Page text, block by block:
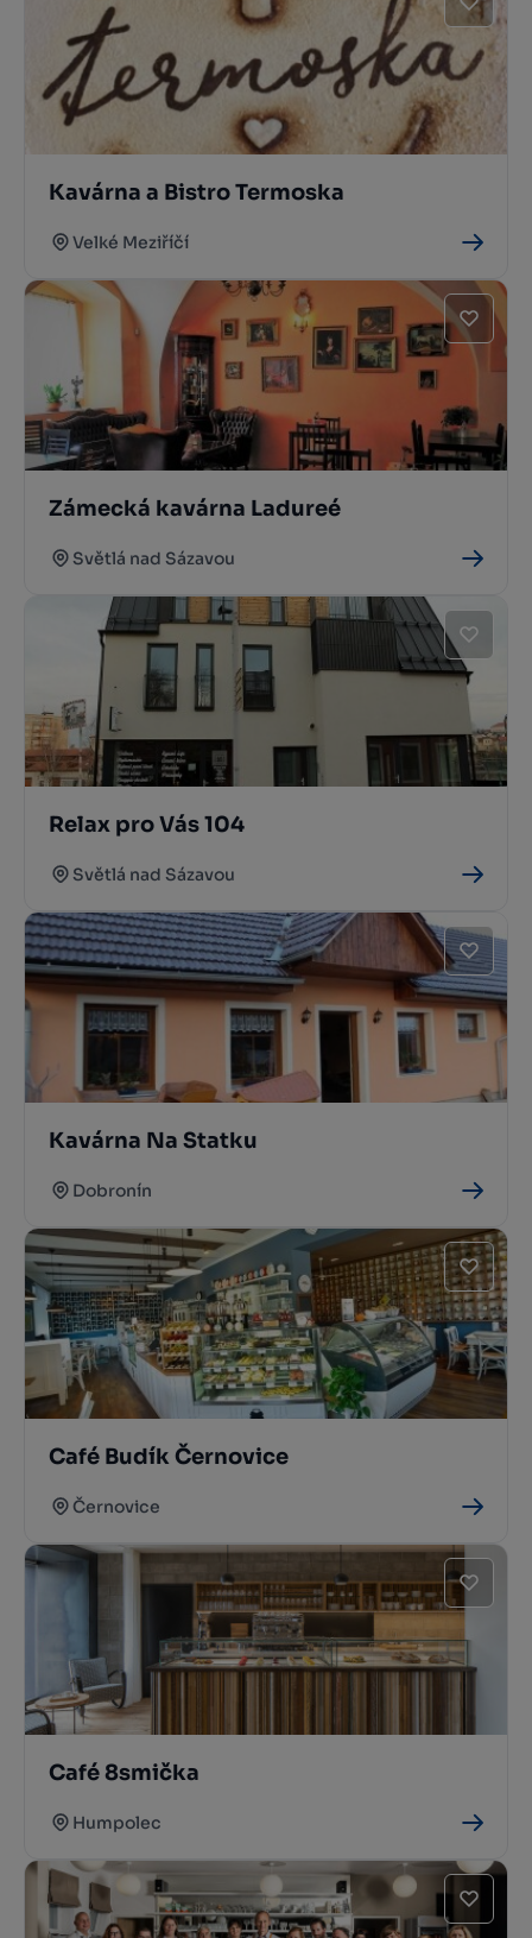
Kavárna a Bistro Termoska
Velké Meziříčí
Zámecká kavárna Ladureé
Světlá nad Sázavou
Relax pro Vás 104
Světlá nad Sázavou
Kavárna Na Statku
Dobronín
Café Budík Černovice
Černovice
Café 8smička
Humpolec